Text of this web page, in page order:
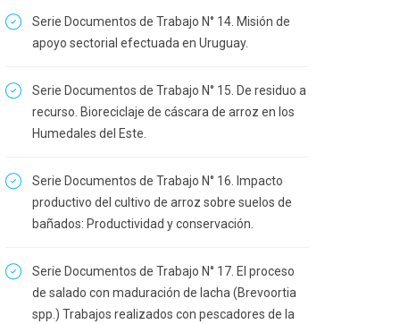
Serie Documentos de Trabajo N° 14. Misión de
apoyo sectorial efectuada en Uruguay.
Serie Documentos de Trabajo N° 15. De residuo a
recurso. Bioreciclaje de cáscara de arroz en los
Humedales del Este.
Serie Documentos de Trabajo N° 16. Impacto
productivo del cultivo de arroz sobre suelos de
bañados: Productividad y conservación.
Serie Documentos de Trabajo N° 17. El proceso
de salado con maduración de lacha (Brevoortia
spp.) Trabajos realizados con pescadores de la